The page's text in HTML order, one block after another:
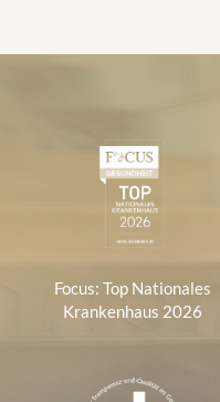
Zertifikate und
Focus: Top Nationales
Krankenhaus 2026